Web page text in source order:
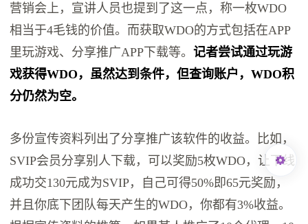
营销会上，宣讲人员也提到了这一点，称一枚WDO
相当于4毛钱的价值。而获取WDO的方式包括在APP
里玩游戏、分享推广APP下载等。记者尝试通过玩游
戏获得WDO，虽然达到条件，但查询账户，WDO积
分仍然为空。
多份宣传资料列出了分享推广该软件的收益。比如，
SVIP会员分享别人下载，可以奖励5枚WDO，让下线
成功交130元成为SVIP，自己可得50%即65元奖励，
并且你底下团队每天产生的WDO，你都有3%收益。